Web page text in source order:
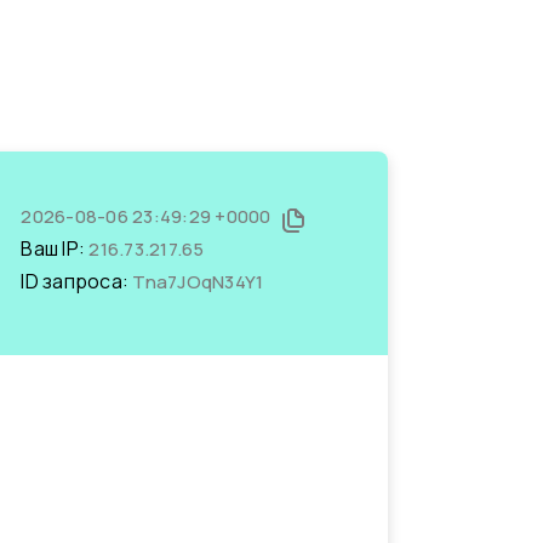
2026-08-06 23:49:29 +0000
Ваш IP:216.73.217.65
ID запроса: Tna7JOqN34Y1